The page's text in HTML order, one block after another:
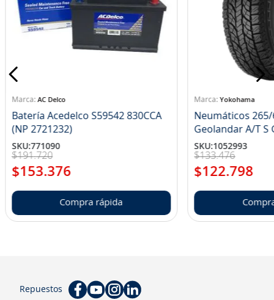
AC Delco
Batería Acedelco S59542 830CCA
(NP 2721232)
SKU:771090
$191.720
$153.376
Compra rápida
Yokohama
Neumáticos 265/
SKU:1052993
$133.476
$122.798
Repuestos